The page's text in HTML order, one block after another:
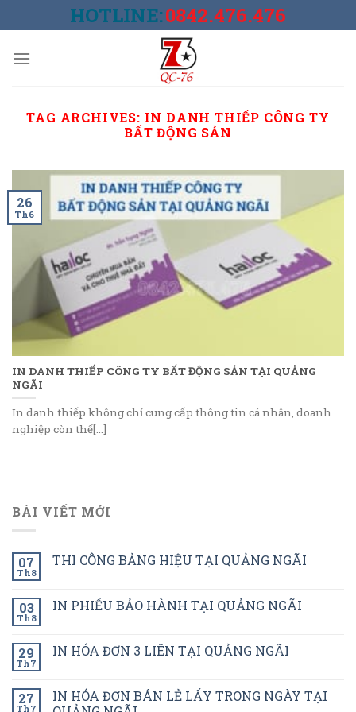
to
HOTLINE:0842.476.476
TAG ARCHIVES: IN DANH THIẾP CÔNG TY
BẤT ĐỘNG SẢN
IN DANH THIẾP CÔNG TY BẤT ĐỘNG SẢN TẠI QUẢNG
NGÃI
In danh thiếp không chỉ cung cấp thông tin cá nhân, doanh
nghiệp còn thể[...]
26
Th6
BÀI VIẾT MỚI
07
Th8
THI CÔNG BẢNG HIỆU TẠI QUẢNG NGÃI
03
Th8
IN PHIẾU BẢO HÀNH TẠI QUẢNG NGÃI
29
Th7
IN HÓA ĐƠN 3 LIÊN TẠI QUẢNG NGÃI
27
Th7
IN HÓA ĐƠN BÁN LẺ LẤY TRONG NGÀY TẠI